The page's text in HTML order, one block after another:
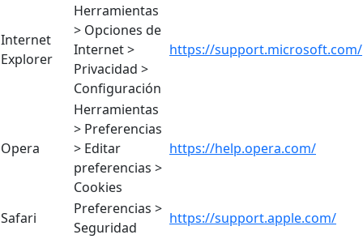
Internet
Explorer
Herramientas
> Opciones de
Internet >
Privacidad >
Configuración
https://support.microsoft.com/
Opera
Herramientas
> Preferencias
> Editar
preferencias >
Cookies
https://help.opera.com/
Safari
Preferencias >
Seguridad
https://support.apple.com/